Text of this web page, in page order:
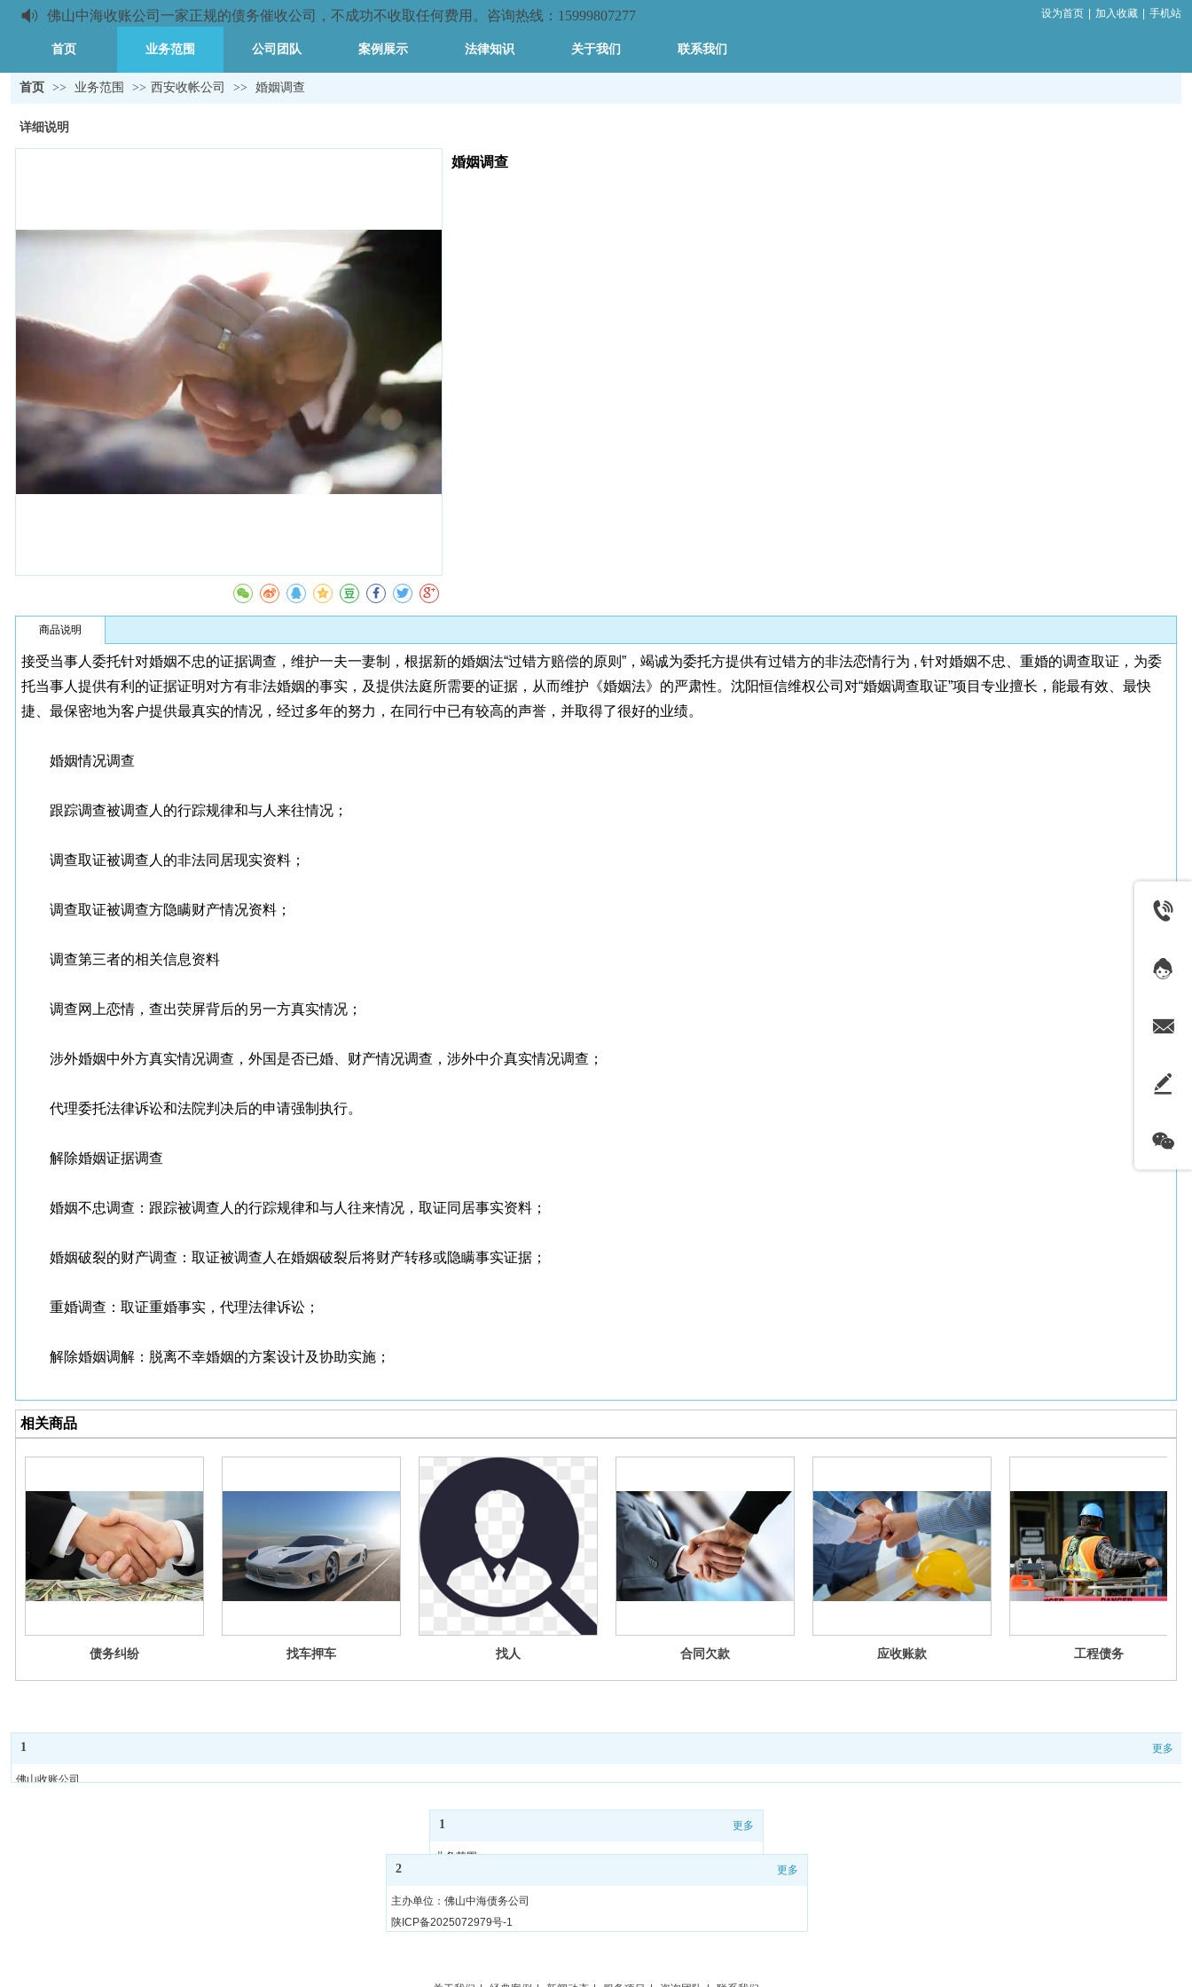
佛山中海收账公司一家正规的债务催收公司，不成功不收取任何费用。咨询热线：15999807277 设为首页 加入收藏 手机站
首页 业务范围 公司团队 案例展示 法律知识 关于我们 联系我们
首页 >> 业务范围 >> 西安收帐公司 >> 婚姻调查
详细说明
婚姻调查
商品说明
接受当事人委托针对婚姻不忠的证据调查，维护一夫一妻制，根据新的婚姻法“过错方赔偿的原则”，竭诚为委托方提供有过错方的非法恋情行为 , 针对婚姻不忠、重婚的调查取证，为委
托当事人提供有利的证据证明对方有非法婚姻的事实，及提供法庭所需要的证据，从而维护《婚姻法》的严肃性。沈阳恒信维权公司对“婚姻调查取证”项目专业擅长，能最有效、最快
捷、最保密地为客户提供最真实的情况，经过多年的努力，在同行中已有较高的声誉，并取得了很好的业绩。
婚姻情况调查
跟踪调查被调查人的行踪规律和与人来往情况；
调查取证被调查人的非法同居现实资料；
调查取证被调查方隐瞒财产情况资料；
调查第三者的相关信息资料
调查网上恋情，查出荧屏背后的另一方真实情况；
涉外婚姻中外方真实情况调查，外国是否已婚、财产情况调查，涉外中介真实情况调查；
代理委托法律诉讼和法院判决后的申请强制执行。
解除婚姻证据调查
婚姻不忠调查：跟踪被调查人的行踪规律和与人往来情况，取证同居事实资料；
婚姻破裂的财产调查：取证被调查人在婚姻破裂后将财产转移或隐瞒事实证据；
重婚调查：取证重婚事实，代理法律诉讼；
解除婚姻调解：脱离不幸婚姻的方案设计及协助实施；
相关商品
债务纠纷 找车押车 找人 合同欠款 应收账款 工程债务
1 更多
佛山收账公司
1 更多
业务范围
案例展示
法律知识
2 更多
主办单位：佛山中海债务公司
陕ICP备2025072979号-1